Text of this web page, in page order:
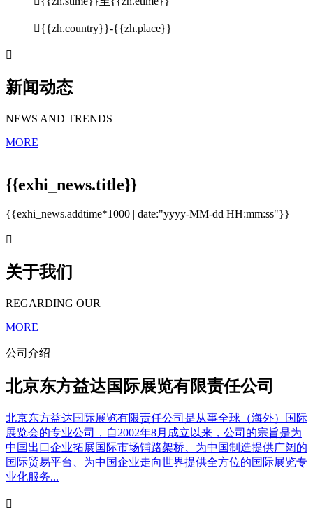
{{zh.country}}-{{zh.place}}

新闻动态
NEWS AND TRENDS
MORE
{{exhi_news.title}}
{{exhi_news.addtime*1000 | date:"yyyy-MM-dd HH:mm:ss"}}

关于我们
REGARDING OUR
MORE
公司介绍
北京东方益达国际展览有限责任公司
北京东方益达国际展览有限责任公司是从事全球（海外）国际
展览会的专业公司，自2002年8月成立以来，公司的宗旨是为
中国出口企业拓展国际市场铺路架桥、为中国制造提供广阔的
国际贸易平台、为中国企业走向世界提供全方位的国际展览专
业化服务...
